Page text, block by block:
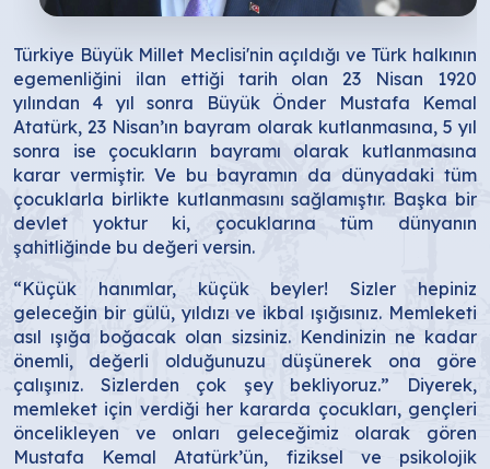
Türkiye Büyük Millet Meclisi'nin açıldığı ve Türk halkının
egemenliğini ilan ettiği tarih olan 23 Nisan 1920
yılından 4 yıl sonra Büyük Önder Mustafa Kemal
Atatürk, 23 Nisan’ın bayram olarak kutlanmasına, 5 yıl
sonra ise çocukların bayramı olarak kutlanmasına
karar vermiştir. Ve bu bayramın da dünyadaki tüm
çocuklarla birlikte kutlanmasını sağlamıştır. Başka bir
devlet yoktur ki, çocuklarına tüm dünyanın
şahitliğinde bu değeri versin.
“Küçük hanımlar, küçük beyler! Sizler hepiniz
geleceğin bir gülü, yıldızı ve ikbal ışığısınız. Memleketi
asıl ışığa boğacak olan sizsiniz. Kendinizin ne kadar
önemli, değerli olduğunuzu düşünerek ona göre
çalışınız. Sizlerden çok şey bekliyoruz.” Diyerek,
memleket için verdiği her kararda çocukları, gençleri
öncelikleyen ve onları geleceğimiz olarak gören
Mustafa Kemal Atatürk’ün, fiziksel ve psikolojik